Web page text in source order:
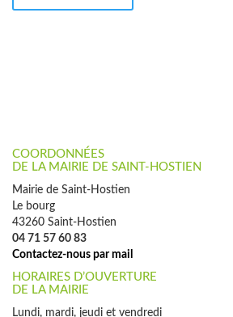
COORDONNÉES
DE LA MAIRIE DE SAINT-HOSTIEN
Mairie de Saint-Hostien
Le bourg
43260 Saint-Hostien
04 71 57 60 83
Contactez-nous par mail
HORAIRES D’OUVERTURE
DE LA MAIRIE
Lundi, mardi, jeudi et vendredi